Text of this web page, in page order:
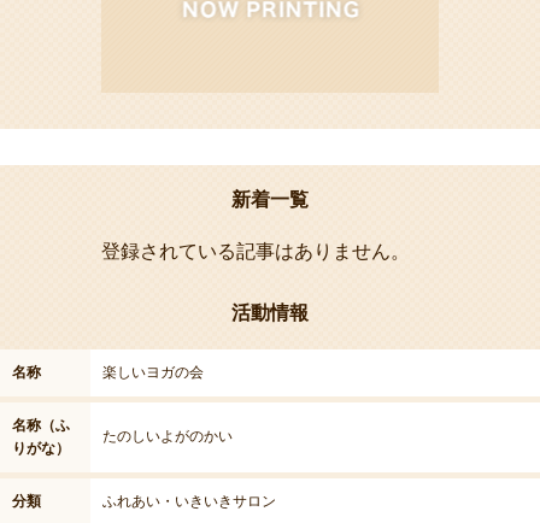
新着一覧
登録されている記事はありません。
活動情報
名称 楽しいヨガの会
名称（ふ
りがな）
たのしいよがのかい
分類 ふれあい・いきいきサロン